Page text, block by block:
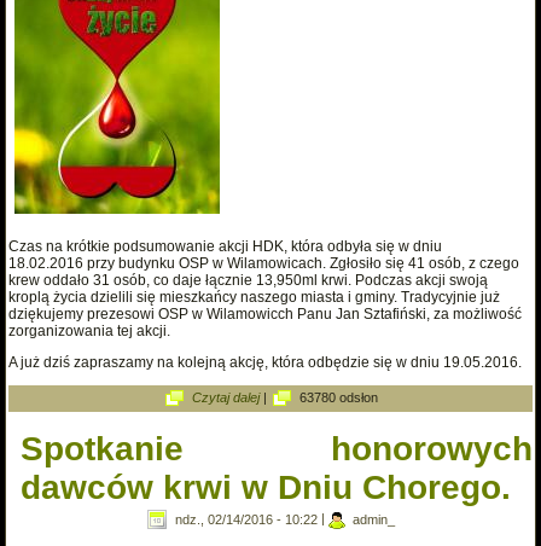
Czas na krótkie podsumowanie akcji HDK, która odbyła się w dniu
18.02.2016 przy budynku OSP w Wilamowicach. Zgłosiło się 41 osób, z czego
krew oddało 31 osób, co daje łącznie 13,950ml krwi. Podczas akcji swoją
kroplą życia dzielili się mieszkańcy naszego miasta i gminy. Tradycyjnie już
dziękujemy prezesowi OSP w Wilamowicch Panu Jan Sztafiński, za możliwość
zorganizowania tej akcji.
A już dziś zapraszamy na kolejną akcję, która odbędzie się w dniu 19.05.2016.
Czytaj dalejwpis Podsumowanie akcji HDK 18-02-2016
| 63780 odsłon
Spotkanie honorowych
dawców krwi w Dniu Chorego.
ndz., 02/14/2016 - 10:22 admin_